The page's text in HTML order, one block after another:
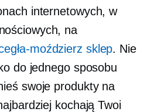
internetowych, w
na
moździerz sklep. Nie
do jednego sposobu
swoje produkty na
kochają Twoi